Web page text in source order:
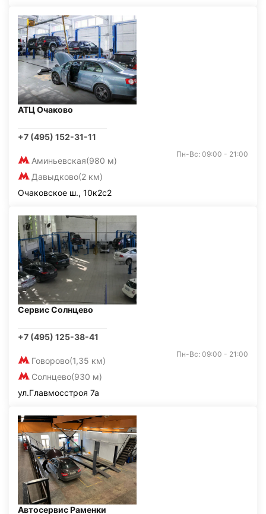
АТЦ Очаково
+7 (495) 152-31-11
Аминьевская(980 м)
Давыдково(2 км)
Пн-Вс: 09:00 - 21:00
Очаковское ш., 10к2с2
Сервис Солнцево
+7 (495) 125-38-41
Говорово(1,35 км)
Солнцево(930 м)
Пн-Вс: 09:00 - 21:00
ул.Главмосстроя 7а
Автосервис Раменки